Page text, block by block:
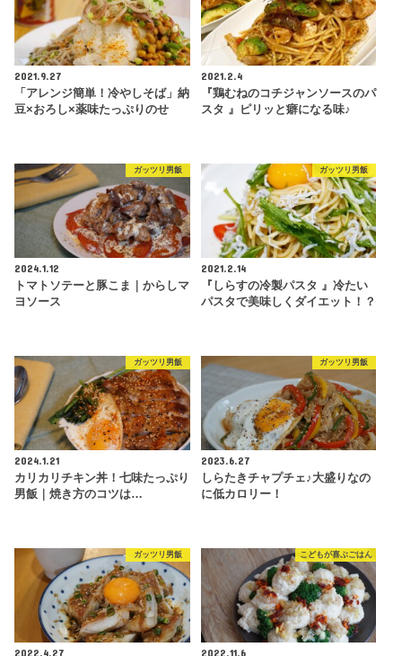
2021.9.27
「アレンジ簡単！冷やしそば」納
豆×おろし×薬味たっぷりのせ
2021.2.4
『鶏むねのコチジャンソースのパ
スタ 』ピリッと癖になる味♪
ガッツリ男飯
2024.1.12
トマトソテーと豚こま｜からしマ
ヨソース
ガッツリ男飯
2021.2.14
『しらすの冷製パスタ 』冷たい
パスタで美味しくダイエット！？
ガッツリ男飯
2024.1.21
カリカリチキン丼！七味たっぷり
男飯｜焼き方のコツは…
ガッツリ男飯
2023.6.27
しらたきチャプチェ♪大盛りなの
に低カロリー！
ガッツリ男飯
2022.4.27
こどもが喜ぶごはん
2022.11.6